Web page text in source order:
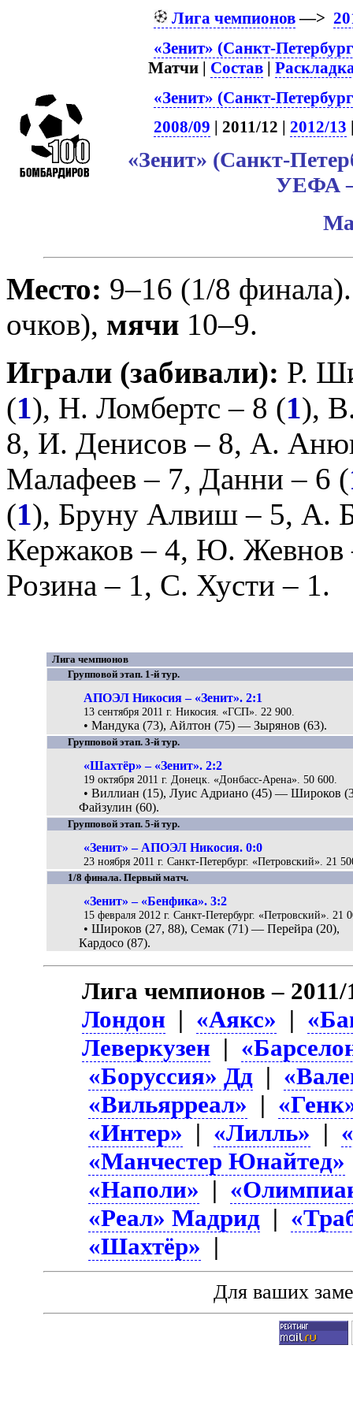
Лига чемпионов—>
«Зенит» (Санкт-
Матчи | Состав |
«Зенит» (Санкт-
2008/09 | 2011/12 | 2012/13
«Зенит» (Санкт-
УЕФА –
Место: 9–16 (1/8
очков), мячи 10–9.
Играли (забивали): Р.
(1), Н. Ломбертс – 8 (1),
8, И. Денисов – 8, А.
Малафеев – 7, Данни – 6 (
(1), Бруну Алвиш – 5, А.
Кержаков – 4, Ю. Жевнов
Розина – 1, С. Хусти – 1.
Лига чемпионов
Групповой этап. 1-й тур.
АПОЭЛ Никосия – «Зенит». 2:1
13 сентября 2011 г. Никосия. «ГСП». 22 900.
• Мандука (73), Айлтон (75) — Зырянов (63).
Групповой этап. 3-й тур.
«Шахтёр» – «Зенит». 2:2
19 октября 2011 г. Донецк. «Донбасс-Арена». 50 600.
• Виллиан (15), Луис Адриано (45) — Широков
Файзулин (60).
Групповой этап. 5-й тур.
«Зенит» – АПОЭЛ Никосия. 0:0
23 ноября 2011 г. Санкт-Петербург. «Петровский». 21
1/8 финала. Первый матч.
«Зенит» – «Бенфика». 3:2
15 февраля 2012 г. Санкт-Петербург. «Петровский». 21
• Широков (27, 88), Семак (71) — Перейра (20),
Кардосо (87).
Лига чемпионов –
Лондон | «Аякс» |
Леверкузен |
«Боруссия» Дд |
«Вильярреал» |
«Интер» | «Лилль» |
«Манчестер Юнайтед»
«Наполи» |
«Реал» Мадрид |
«Шахтёр» |
Для ваших